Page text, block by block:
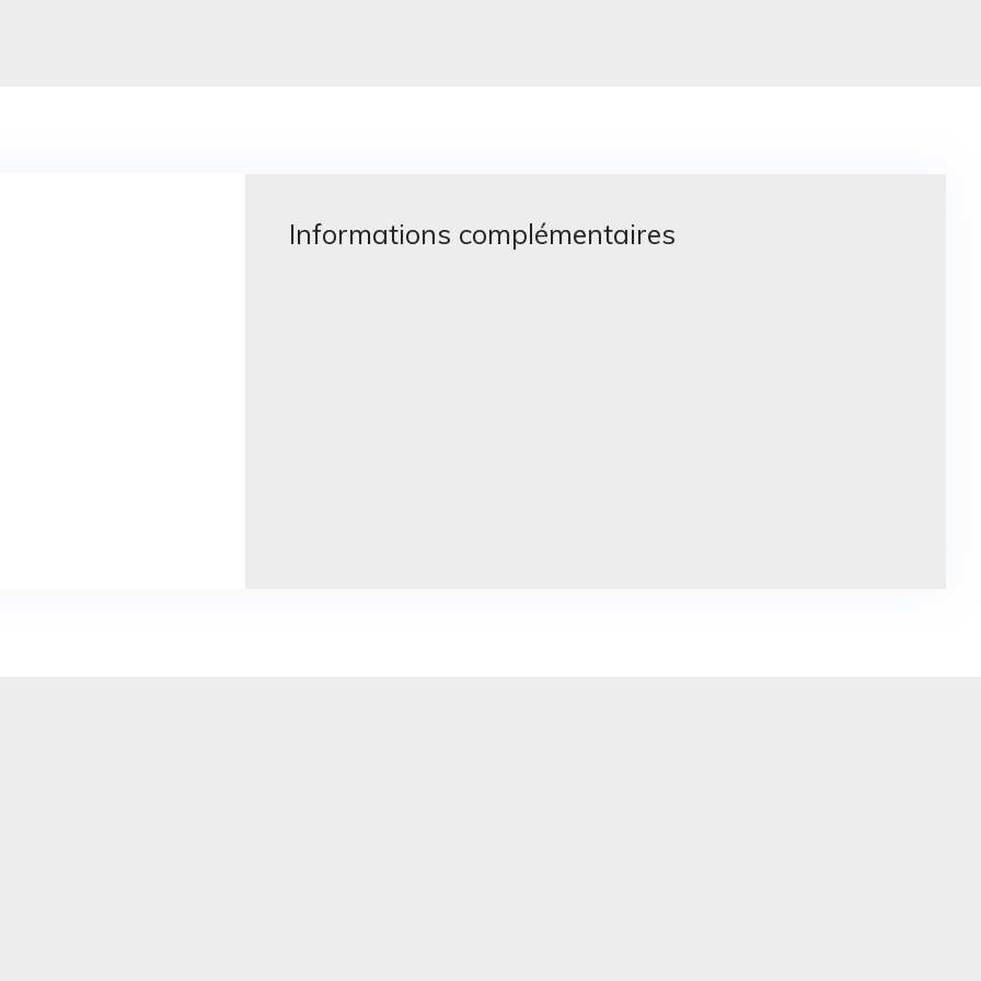
Informations complémentaires